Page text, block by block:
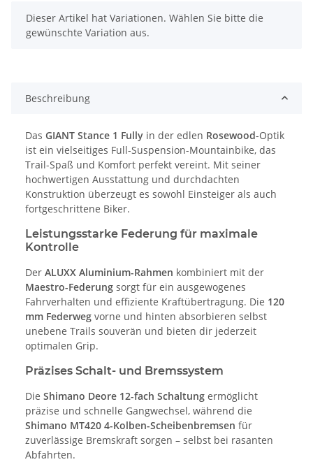
x
Dieser Artikel hat Variationen. Wählen Sie bitte die
gewünschte Variation aus.
Beschreibung
Das GIANT Stance 1 Fully in der edlen Rosewood-Optik
ist ein vielseitiges Full-Suspension-Mountainbike, das
Trail-Spaß und Komfort perfekt vereint. Mit seiner
hochwertigen Ausstattung und durchdachten
Konstruktion überzeugt es sowohl Einsteiger als auch
fortgeschrittene Biker.
Leistungsstarke Federung für maximale
Kontrolle
Der ALUXX Aluminium-Rahmen kombiniert mit der
Maestro-Federung sorgt für ein ausgewogenes
Fahrverhalten und effiziente Kraftübertragung. Die 120
mm Federweg vorne und hinten absorbieren selbst
unebene Trails souverän und bieten dir jederzeit
optimalen Grip.
Präzises Schalt- und Bremssystem
Die Shimano Deore 12-fach Schaltung ermöglicht
präzise und schnelle Gangwechsel, während die
Shimano MT420 4-Kolben-Scheibenbremsen für
zuverlässige Bremskraft sorgen – selbst bei rasanten
Abfahrten.